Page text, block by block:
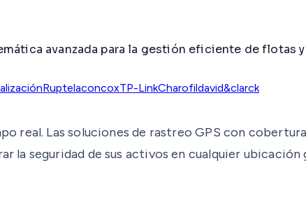
avanzada para la gestión eficiente de flotas
RuptelaconcoxTP-LinkCharofildavid&clarck
real. Las soluciones de rastreo GPS con
la seguridad de sus activos en cualquier ubicación